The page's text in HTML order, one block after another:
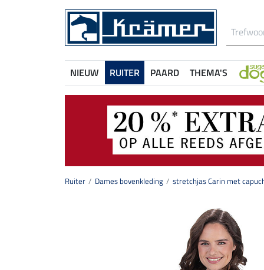
NIEUW RUITER PAARD THEMA'S
Ruiter Dames bovenkleding stretchjas Carin met